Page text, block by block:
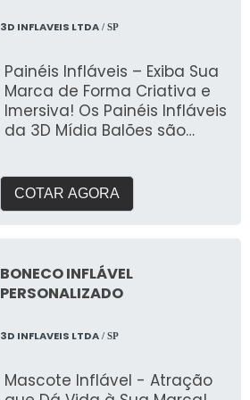
3D INFLAVEIS LTDA/ SP
Painéis Infláveis – Exiba Sua
Marca de Forma Criativa e
Imersiva! Os Painéis Infláveis
da 3D Mídia Balões são
deseja criar uma
experiência visual única e
feiras e ações promocionais.
Fabricados com materiais
tecnologia avançada, esses
painéis são ideais para
visual de maneira criativa e
COTAR AGORA
BONECO INFLÁVEL
PERSONALIZADO
3D INFLAVEIS LTDA/ SP
Mascote Inflável - Atração